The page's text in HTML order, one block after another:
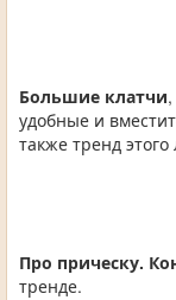
Большие клатчи
удобные и
также тренд этого
Про прическу.
тренде.